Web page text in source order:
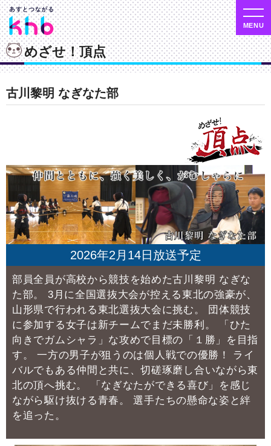
めざせ！頂点
古川黎明 なぎなた部
2026年2月14日放送予定
部員全員が高校から競技を始めた古川黎明 なぎな
た部。
3月に全国選抜大会が控える東北の強豪が、
山形県で行われる東北選抜大会に挑む。
団体競技
に参加する女子は新チームでまだ未勝利。
「ひた
向きでガムシャラ」な攻めで目標の「１勝」を目指
す。
一方の男子が狙うのは個人戦での優勝！
ライ
バルでもある仲間と共に、切磋琢磨し合いながら東
北の頂へ挑む。
「なぎなたができる喜び」を感じ
ながら駆け抜ける青春。
選手たちの懸命な姿と絆
を追った。